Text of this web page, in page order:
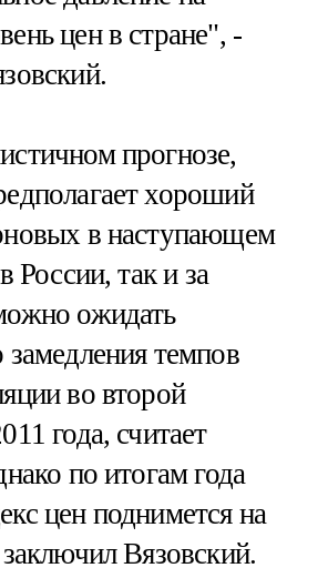
цен в стране", -
прогнозе,
хороший
в наступающем
России, так и за
ожидать
замедления темпов
во второй
года, считает
по итогам года
цен поднимется на
Вязовский.